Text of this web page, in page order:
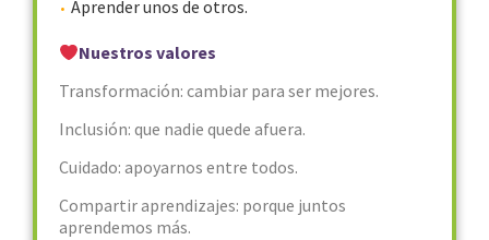
Aprender unos de otros.
Nuestros valores
Transformación: cambiar para ser mejores.
Inclusión: que nadie quede afuera.
Cuidado: apoyarnos entre todos.
Compartir aprendizajes: porque juntos
aprendemos más.